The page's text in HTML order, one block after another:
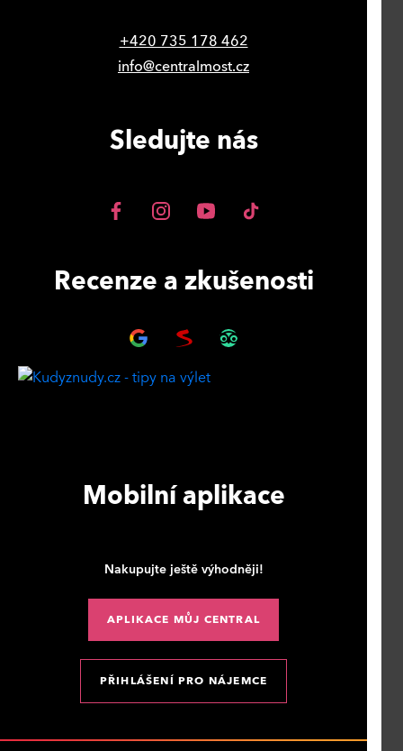
+420 735 178 462
info@centralmost.cz
Sledujte nás
Recenze a zkušenosti
Mobilní aplikace
Nakupujte ještě výhodněji!
APLIKACE MŮJ CENTRAL
PŘIHLÁŠENÍ PRO NÁJEMCE